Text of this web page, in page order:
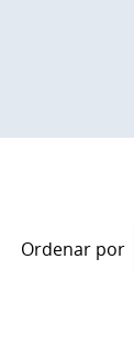
Ordenar por